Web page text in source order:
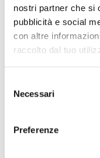
nostri partner che si
pubblicità e social
con altre
raccolto dal tuo
delNecessari
Preferenze